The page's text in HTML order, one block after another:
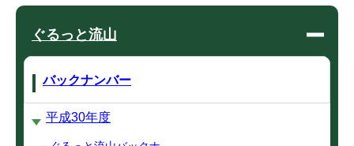
ぐるっと流山
バックナンバー
平成30年度